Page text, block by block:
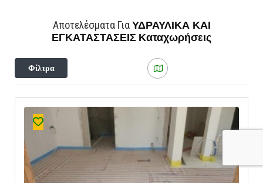
Αποτελέσματα ΓιαΥΔΡΑΥΛΙΚΑ ΚΑΙ
ΕΓΚΑΤΑΣΤΑΣΕΙΣ Καταχωρήσεις
Φίλτρα